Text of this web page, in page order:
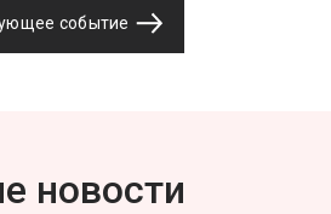
событие
новости